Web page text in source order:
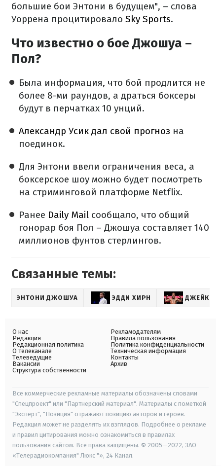
большие бои Энтони в будущем", – слова
Уоррена процитировало Sky Sports.
Что известно о бое Джошуа –
Пол?
Была информация, что бой продлится не
более 8-ми раундов, а драться боксеры
будут в перчатках 10 унций.
Александр Усик дал свой прогноз на
поединок.
Для Энтони ввели ограничения веса, а
боксерское шоу можно будет посмотреть
на стриминговой платформе Netflix.
Ранее Daily Mail сообщало, что общий
гонорар боя Пол – Джошуа составляет 140
миллионов фунтов стерлингов.
Связанные темы:
ЭНТОНИ ДЖОШУА ЭДДИ ХИРН ДЖЕЙК
О нас
Редакция
Редакционная политика
О телеканале
Телеведущие
Вакансии
Структура собственности
Рекламодателям
Правила пользования
Политика конфиденциальности
Техническая информация
Контакты
Архив
Все коммерческие рекламные материалы обозначены словами
"Спецпроект" или "Партнерский материал". Материалы с пометкой
"Эксперт", "Позиция" отражают позицию авторов и героев.
Редакция может не разделять их взглядов. Подробнее о рекламе
и правил цитирования можно ознакомиться в правилах
пользования сайтом. Все права защищены. © 2005—2022, ЗАО
«Телерадиокомпания" Люкс "», 24 Канал.